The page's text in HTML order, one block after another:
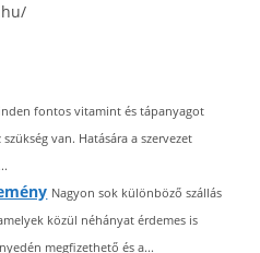
fontos vitamint és tápanyagot
van. Hatására a szervezet
Nagyon sok különböző szállás
közül néhányat érdemes is
megfizethető és a...